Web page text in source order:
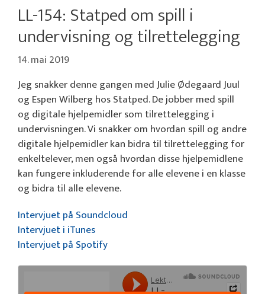
LL-154: Statped om spill i
undervisning og tilrettelegging
14. mai 2019
Jeg snakker denne gangen med Julie Ødegaard Juul
og Espen Wilberg hos Statped. De jobber med spill
og digitale hjelpemidler som tilrettelegging i
undervisningen. Vi snakker om hvordan spill og andre
digitale hjelpemidler kan bidra til tilrettelegging for
enkeltelever, men også hvordan disse hjelpemidlene
kan fungere inkluderende for alle elevene i en klasse
og bidra til alle elevene.
Intervjuet på Soundcloud
Intervjuet i iTunes
Intervjuet på Spotify